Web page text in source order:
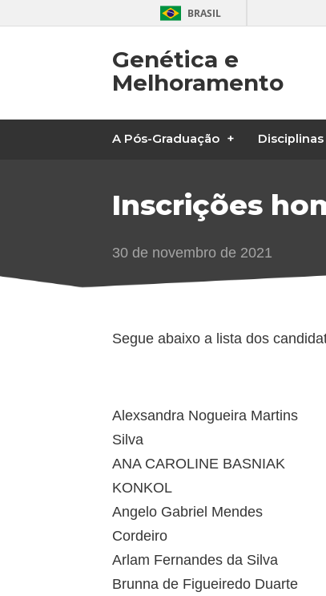
BRASIL
Genética e
Melhoramento
A Pós-Graduação Disciplinas
Inscrições
30 de novembro de 2021
Segue abaixo a lista dos
Alexsandra Nogueira Martins
Silva
ANA CAROLINE BASNIAK
KONKOL
Angelo Gabriel Mendes
Cordeiro
Arlam Fernandes da Silva
Brunna de Figueiredo Duarte